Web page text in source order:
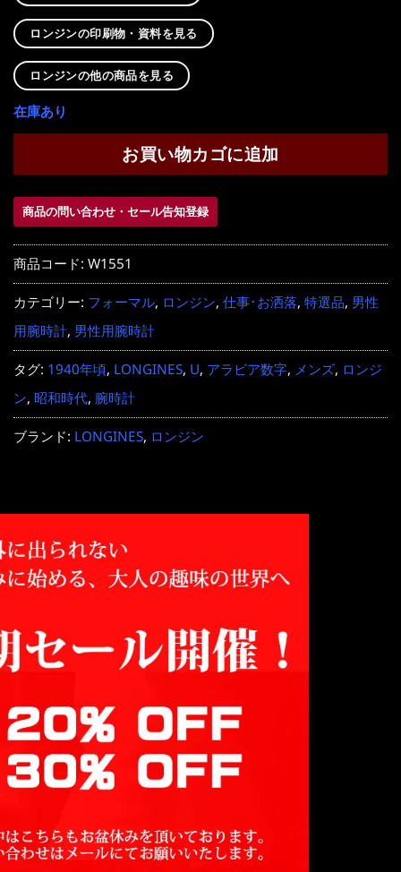
ロンジンの印刷物・資料を見る
ロンジンの他の商品を見る
在庫あり
お買い物カゴに追加
商品の問い合わせ・セール告知登録
商品コード: W1551
カテゴリー: フォーマル, ロンジン, 仕事･お洒落, 特選品, 男性
用腕時計, 男性用腕時計
タグ: 1940年頃, LONGINES, U, アラビア数字, メンズ, ロンジ
ン, 昭和時代, 腕時計
ブランド: LONGINES, ロンジン